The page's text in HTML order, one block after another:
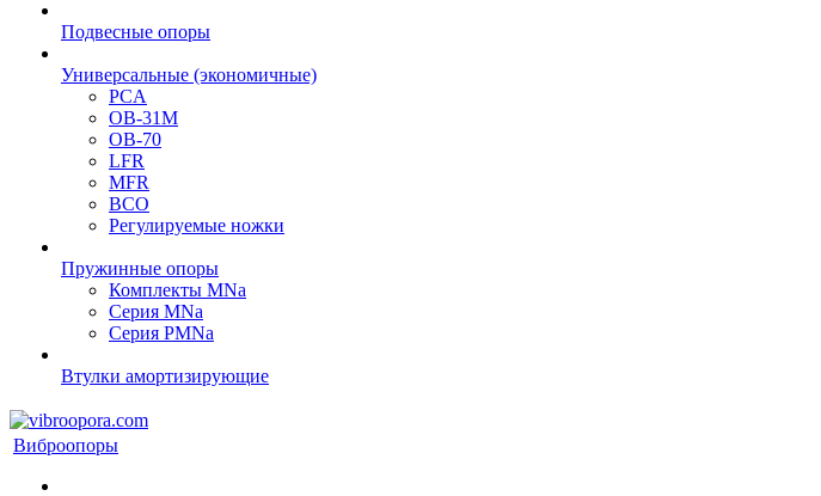
Подвесные опоры
Универсальные (экономичные)
PCA
ОВ-31М
OB-70
LFR
MFR
ВСО
Регулируемые ножки
Пружинные опоры
Комплекты MNa
Серия MNa
Серия PMNa
Втулки амортизирующие
Виброопоры